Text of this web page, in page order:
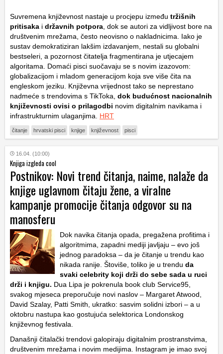
Suvremena književnost nastaje u procjepu između tržišnih
pritisaka i državnih potpora , dok se autori za vidljivost bore na
društvenim mrežama, često neovisno o nakladnicima. Iako je
sustav demokratiziran lakšim izdavanjem, nestali su globalni
bestseleri, a pozornost čitatelja fragmentirana je utjecajem
algoritama. Domaći pisci suočavaju se s novim izazovom:
globalizacijom i mladom generacijom koja sve više čita na
engleskom jeziku. Književna vrijednost tako se neprestano
nadmeće s trendovima s TikToka, dok budućnost nacionalnih
književnosti ovisi o prilagodbi novim digitalnim navikama i
infrastrukturnim ulaganjima. HRT
čitanje hrvatski pisci knjige književnost pisci
16.04. (10:00)
Knjiga izgleda cool
Postnikov: Novi trend čitanja, naime, nalaže da
knjige uglavnom čitaju žene, a viralne
kampanje promocije čitanja odgovor su na
manosferu
Dok navika čitanja opada, pregažena profitima i
algoritmima, zapadni mediji javljaju – evo još
jednog paradoksa – da je čitanje u trendu kao
nikada ranije. Štoviše, toliko je u trendu da
svaki celebrity koji drži do sebe sada u ruci
drži i knjigu. Dua Lipa je pokrenula book club Service95,
svakog mjeseca preporučuje novi naslov – Margaret Atwood,
David Szalay, Patti Smith, ukratko: sasvim solidni izbori – a u
oktobru nastupa kao gostujuća selektorica Londonskog
književnog festivala.
Današnji čitalački trendovi galopiraju digitalnim prostranstvima,
društvenim mrežama i novim medijima. Instagram je imao svoj